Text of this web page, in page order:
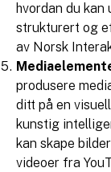
hvordan du
strukturert og
av Norsk
produsere
ditt på en
kunstig
kan skape
videoer fra